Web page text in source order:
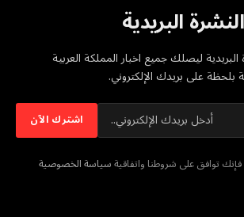
البريدية
ليصلك جميع اخبار المملكة العربية
بلحظة على بريدك الإلكتروني.
توافق على شروطنا واتفاقيةسياسة الخصوصية